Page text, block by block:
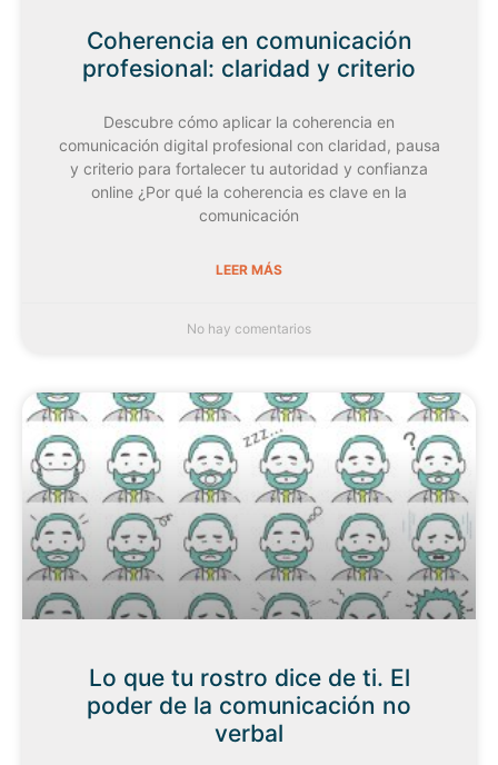
Coherencia en comunicación
profesional: claridad y criterio
Descubre cómo aplicar la coherencia en
comunicación digital profesional con claridad, pausa
y criterio para fortalecer tu autoridad y confianza
online ¿Por qué la coherencia es clave en la
comunicación
LEER MÁS
No hay comentarios
Lo que tu rostro dice de ti. El
poder de la comunicación no
verbal